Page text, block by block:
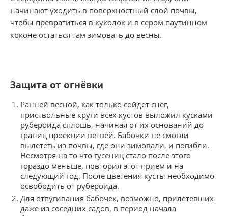
начинают уходить в поверхностный слой почвы,
чтобы превратиться в куколок и в сером паутинном
коконе остаться там зимовать до весны.
Защита от огнёвки
Ранней весной, как только сойдет снег,
приствольные круги всех кустов выложил кусками
рубероида сплошь, начиная от их оснований до
границ проекции ветвей. Бабочки не смогли
вылететь из почвы, где они зимовали, и погибли.
Несмотря на то что гусениц стало после этого
гораздо меньше, повторил этот прием и на
следующий год. После цветения кусты необходимо
освободить от рубероида.
Для отпугивания бабочек, возможно, прилетевших
даже из соседних садов, в период начала